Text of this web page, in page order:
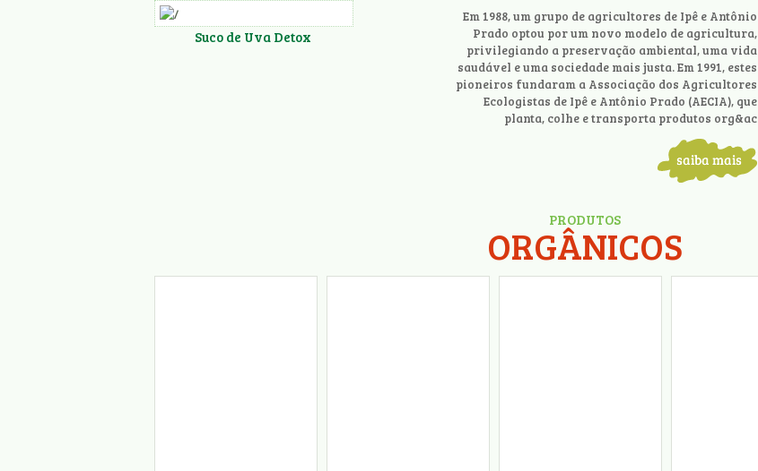
Suco de Uva Detox
Em 1988, um grupo de agricultores de Ipê e Antônio
Prado optou por um novo modelo de agricultura,
privilegiando a preservação ambiental, uma vida
saudável e uma sociedade mais justa. Em 1991, estes
pioneiros fundaram a Associação dos Agricultores
Ecologistas de Ipê e Antônio Prado (AECIA), que
planta, colhe e transporta produtos org&ac
PRODUTOS
ORGÂNICOS